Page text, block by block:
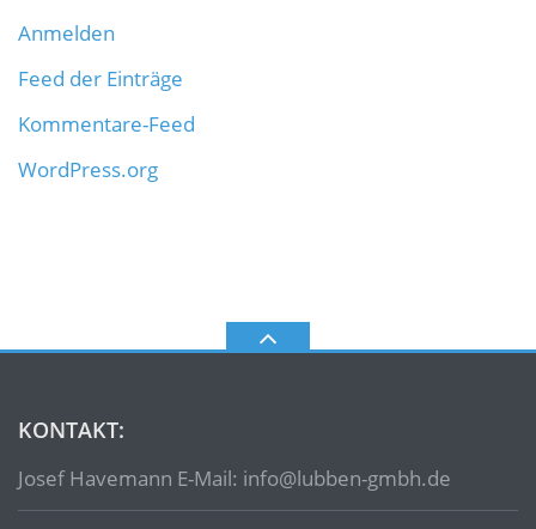
Anmelden
Feed der Einträge
Kommentare-Feed
WordPress.org
KONTAKT:
Josef Havemann E-Mail: info@lubben-gmbh.de